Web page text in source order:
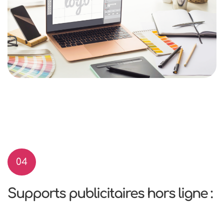
04
Supports publicitaires hors ligne :